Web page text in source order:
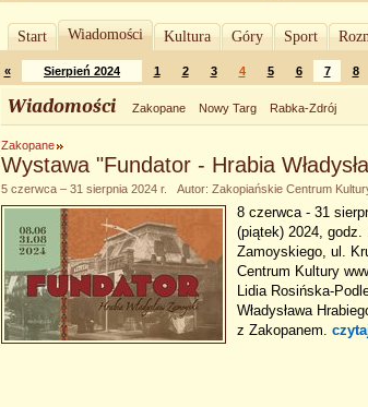
Start Wiadomości Kultura Góry Sport
« Sierpień 2024 1 2 3 4 5 6 7 8
Wiadomości Zakopane Nowy Targ Rabka-Zdrój
Zakopane
Wystawa "Fundator - Hrabia
5 czerwca – 31 sierpnia 2024 r. Autor: Zakopiańskie Centrum
8 czerwca - 31
(piątek) 2024, godz.
Zamoyskiego, ul.
Centrum Kultury
Lidia Rosińska-
Władysława
z Zakopanem.